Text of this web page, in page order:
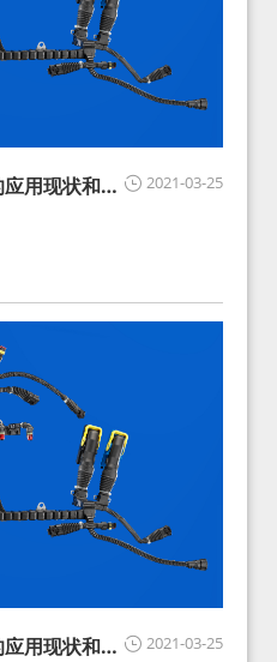
2021-03-25
用现状和展
2021-03-25
用现状和展